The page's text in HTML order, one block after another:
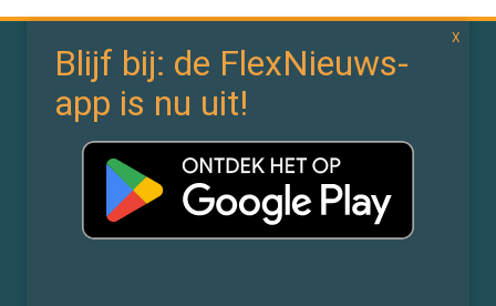
In de branche
Bedrijfsnieuws
Branchenieuws
In de wereld
Politiek
Wetten & CAO’s
Compliance
In de cloud
Tooling
Implementatie